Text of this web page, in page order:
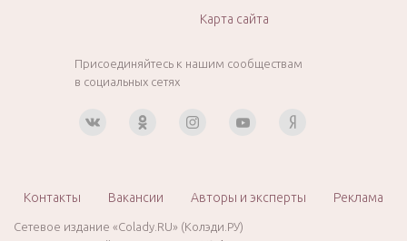
Карта сайта
Присоединяйтесь к нашим сообществам
в социальных сетях
Контакты Вакансии Авторы и эксперты Реклама
Сетевое издание «Colady.RU» (Колэди.РУ)